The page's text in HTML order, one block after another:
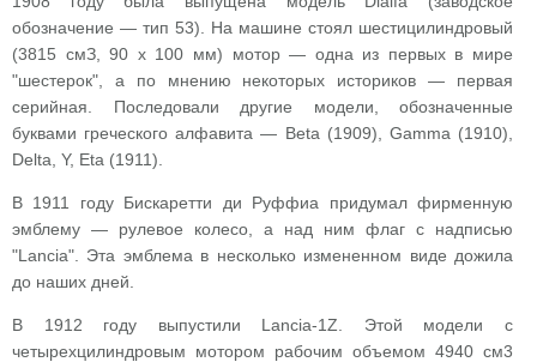
обозначение — тип 53). На машине стоял шестицилиндровый
(3815 смЗ, 90 х 100 мм) мотор — одна из первых в мире
"шестерок", а по мнению некоторых историков — первая
серийная. Последовали другие модели, обозначенные
буквами греческого алфавита — Beta (1909), Gamma (1910),
Delta, Y, Eta (1911).
В 1911 году Бискаретти ди Руффиа придумал фирменную
эмблему — рулевое колесо, а над ним флаг с надписью
"Lancia". Эта эмблема в несколько измененном виде дожила
до наших дней.
В 1912 году выпустили Lancia-1Z. Этой модели с
четырехцилиндровым мотором рабочим объемом 4940 см3